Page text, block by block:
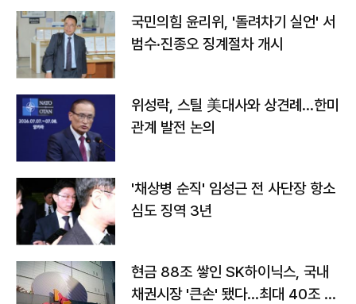
국민의힘 윤리위, '돌려차기 실언' 서
범수·진종오 징계절차 개시
위성락, 스틸 美대사와 상견례…한미
관계 발전 논의
'채상병 순직' 임성근 전 사단장 항소
심도 징역 3년
현금 88조 쌓인 SK하이닉스, 국내
채권시장 '큰손' 됐다…최대 40조 투